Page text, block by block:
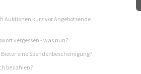
Auktionen kurz vor Angebotsende
vergessen - was nun?
eine Spendenbescheinigung?
bezahlen?